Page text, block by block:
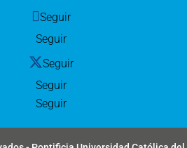
Seguir
Seguir
Seguir
Seguir
Seguir